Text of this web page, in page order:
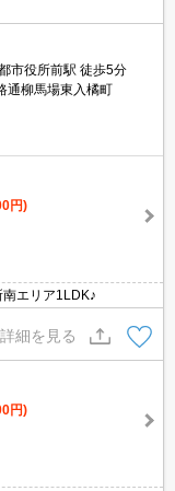
市役所前駅 徒歩5分
通柳馬場東入橘町
円)
エリア1LDK♪
詳細を見る
円)